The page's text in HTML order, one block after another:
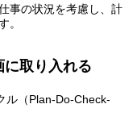
事の状況を考慮し、計
。
取り入れる
ル（Plan-Do-Check-